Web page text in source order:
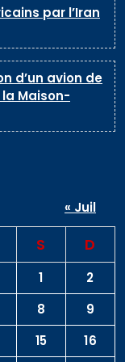
par l’Iran
d’un avion de
Maison-
S D
1
2
8
9
15 16
« Juil